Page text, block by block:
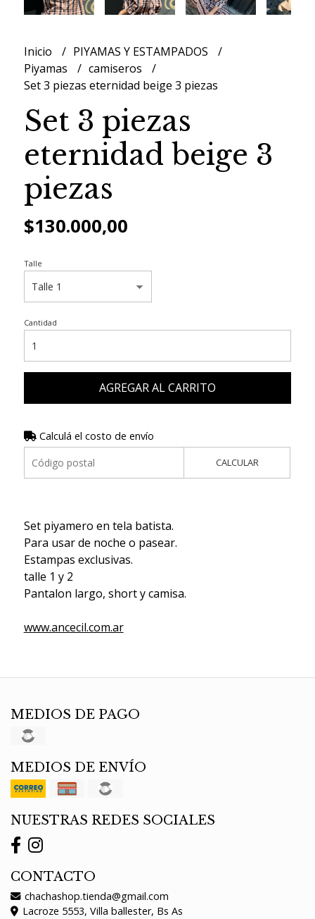
Inicio
PIYAMAS Y ESTAMPADOS
Piyamas
camiseros
Set 3 piezas eternidad beige 3 piezas
Set 3 piezas
eternidad beige 3
piezas
$130.000,00
Talle
Cantidad
AGREGAR AL CARRITO
Calculá el costo de envío
CALCULAR
Set piyamero en tela batista.
Para usar de noche o pasear.
Estampas exclusivas.
talle 1 y 2
Pantalon largo, short y camisa.
www.ancecil.com.ar
MEDIOS DE PAGO
MEDIOS DE ENVÍO
NUESTRAS REDES SOCIALES
CONTACTO
chachashop.tienda@gmail.com
Lacroze 5553, Villa ballester, Bs As